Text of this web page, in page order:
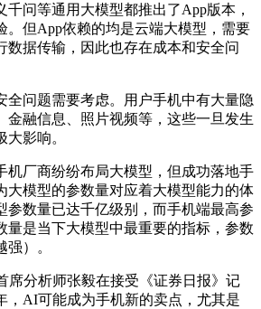
问等通用大模型都推出了App版本，
。但App依赖的均是云端大模型，需要
数据传输，因此也存在成本和安全问
问题需要考虑。用户手机中有大量隐
金融信息、照片视频等，这些一旦发生
影响。
厂商纷纷布局大模型，但成功落地手
大模型的参数量对应着大模型能力的体
参数量已达千亿级别，而手机端最高参
量是当下大模型中最重要的指标，参数
）。
分析师张毅在接受《证券日报》记
，AI可能成为手机新的卖点，尤其是